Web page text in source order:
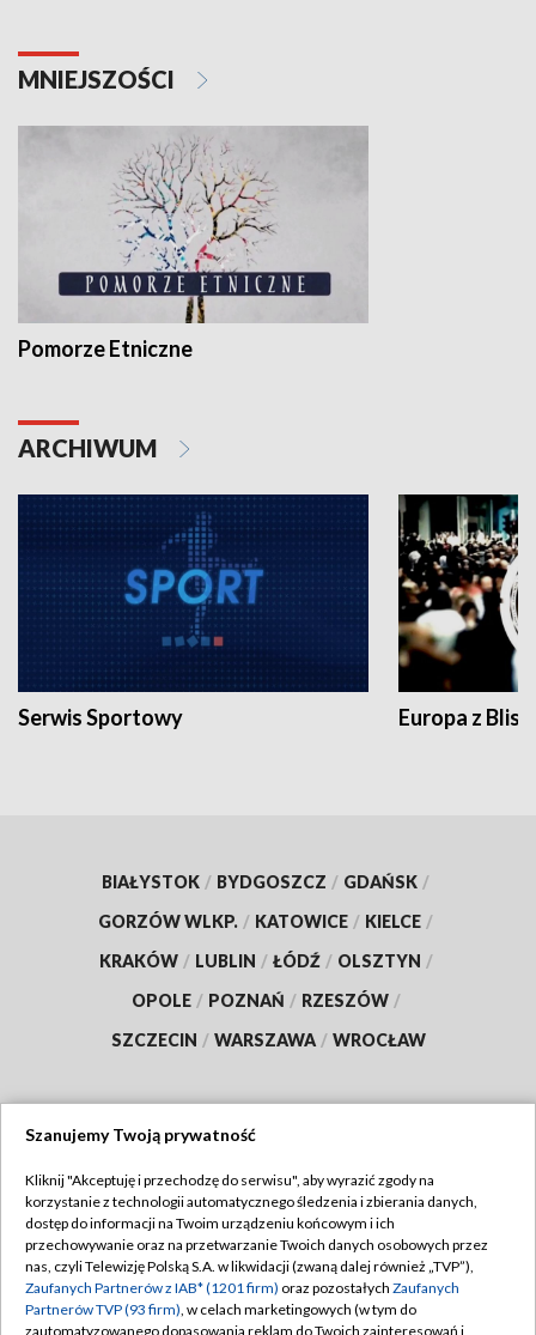
MNIEJSZOŚCI
Pomorze Etniczne
ARCHIWUM
Serwis Sportowy Europa z
BIAŁYSTOK / BYDGOSZCZ / GDAŃSK /
GORZÓW WLKP. / KATOWICE / KIELCE /
KRAKÓW / LUBLIN / ŁÓDŹ / OLSZTYN /
OPOLE / POZNAŃ / RZESZÓW /
SZCZECIN / WARSZAWA / WROCŁAW
TVP
Abonament TVP
Emisja w TVP
Centrum informacji TVP
Regulamin TVP
Polityka prywatności
Moje zgody
Szanujemy Twoją prywatność
Kliknij "Akceptuję i przechodzę do serwisu", aby wyrazić zgody na
korzystanie z technologii automatycznego śledzenia i zbierania danych,
dostęp do informacji na Twoim urządzeniu końcowym i ich
przechowywanie oraz na przetwarzanie Twoich danych osobowych przez
nas, czyli Telewizję Polską S.A. w likwidacji (zwaną dalej również „TVP”),
Zaufanych Partnerów z IAB* (1201 firm) oraz pozostałych Zaufanych
Partnerów TVP (93 firm), w celach marketingowych (w tym do
zautomatyzowanego dopasowania reklam do Twoich zainteresowań i